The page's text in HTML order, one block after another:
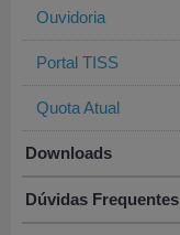
Ouvidoria
Portal TISS
Quota Atual
Downloads
Dúvidas Frequentes